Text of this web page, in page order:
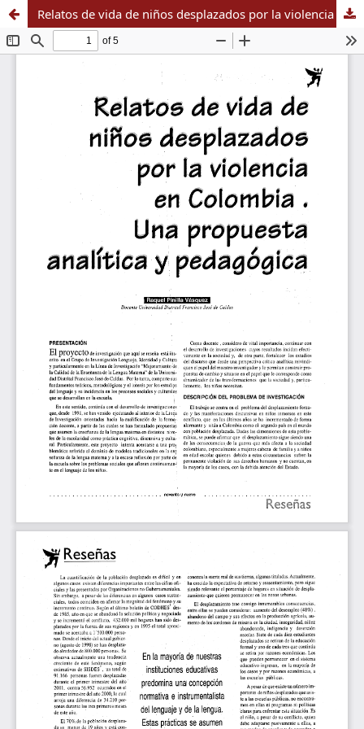
Relatos de vida de niños desplazados por la violencia en Colombia. Una propuesta analítica y pedagógica